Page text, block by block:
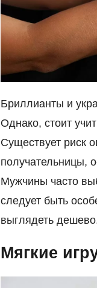
Бриллианты и
Однако, стоит
Существует риск
получательницы,
Мужчины часто
следует быть
выглядеть
Мягкие